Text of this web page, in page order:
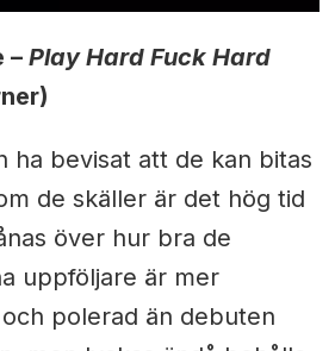
– Play Hard Fuck Hard
ha bevisat att de kan bitas
de skäller är det hög tid
över hur bra de
uppföljare är mer
polerad än debuten